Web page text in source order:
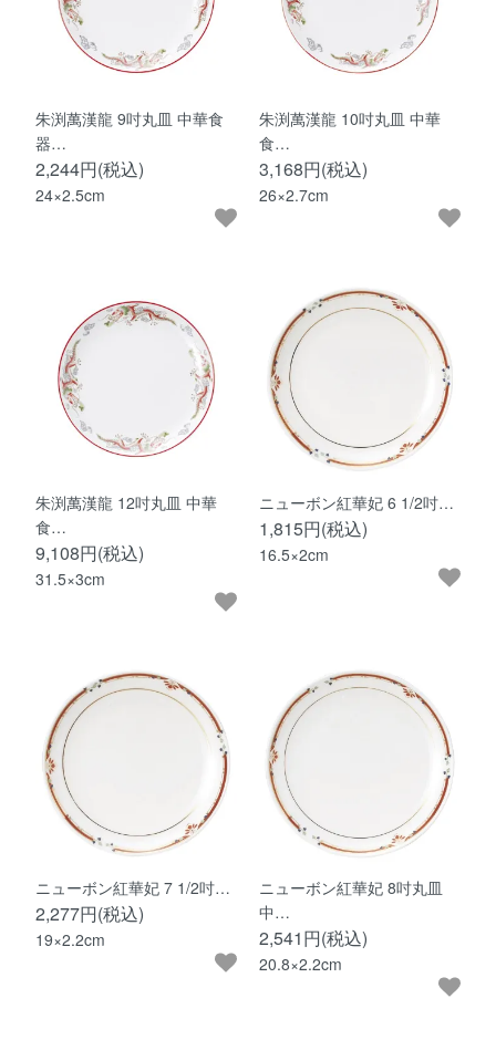
朱渕萬漢龍 9吋丸皿 中華食
器…
2,244円(税込)
24×2.5cm
朱渕萬漢龍 10吋丸皿 中華
食…
3,168円(税込)
26×2.7cm
朱渕萬漢龍 12吋丸皿 中華
食…
9,108円(税込)
31.5×3cm
ニューボン紅華妃 6 1/2吋…
1,815円(税込)
16.5×2cm
ニューボン紅華妃 7 1/2吋…
2,277円(税込)
19×2.2cm
ニューボン紅華妃 8吋丸皿
中…
2,541円(税込)
20.8×2.2cm